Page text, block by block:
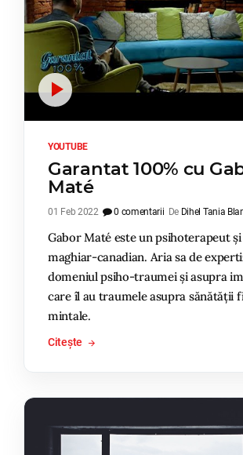
YOUTUBE
Garantat 100% cu
Maté
01 Feb 2022 0 comentarii De Dihel Tania
Gabor Maté este un psihoterapeut
maghiar-canadian. Aria sa de
domeniul psiho-traumei și asupra
care îl au traumele asupra sănătății
mintale.
Citește